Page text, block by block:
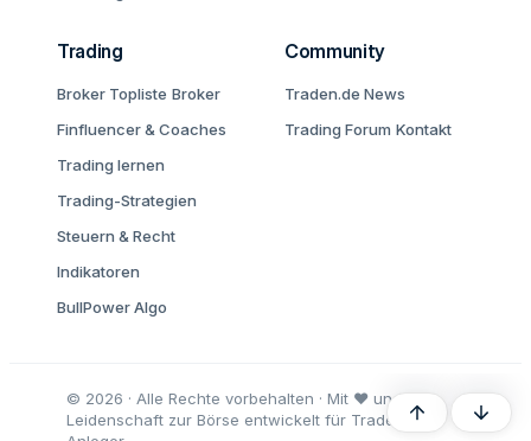
Trading
Broker Topliste Broker
Finfluencer & Coaches
Trading lernen
Trading-Strategien
Steuern & Recht
Indikatoren
BullPower Algo
Community
Traden.de News
Trading Forum Kontakt
© 2026 · Alle Rechte vorbehalten · Mit ♥ und
Leidenschaft zur Börse entwickelt für Trader undOben Unten